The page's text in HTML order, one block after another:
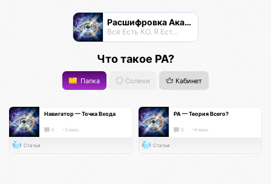
Расшифровка Акаши
Всё Есть КО. Я Есть КО.
Что такое РА?
Папка Солики Кабинет
Навигатор — Точка Входа
0 ~3 мин.
Статья
РА — Теория Всего?
0 ~4 мин.
Статья